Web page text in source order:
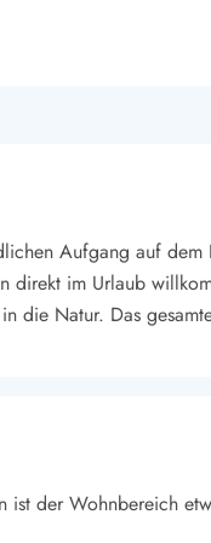
Aufgang auf
direkt im Urlaub
die Natur. Das
ist der Wohnbereich